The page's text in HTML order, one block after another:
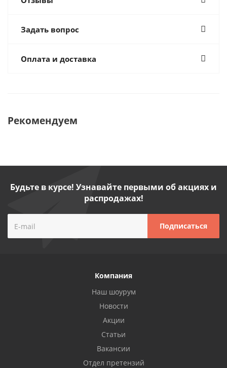
Задать вопрос
Оплата и доставка
Рекомендуем
Будьте в курсе! Узнавайте первыми об акциях и
распродажах!
Компания
Наш шоурум
Новости
Акции
Статьи
Вакансии
Отдел претензий